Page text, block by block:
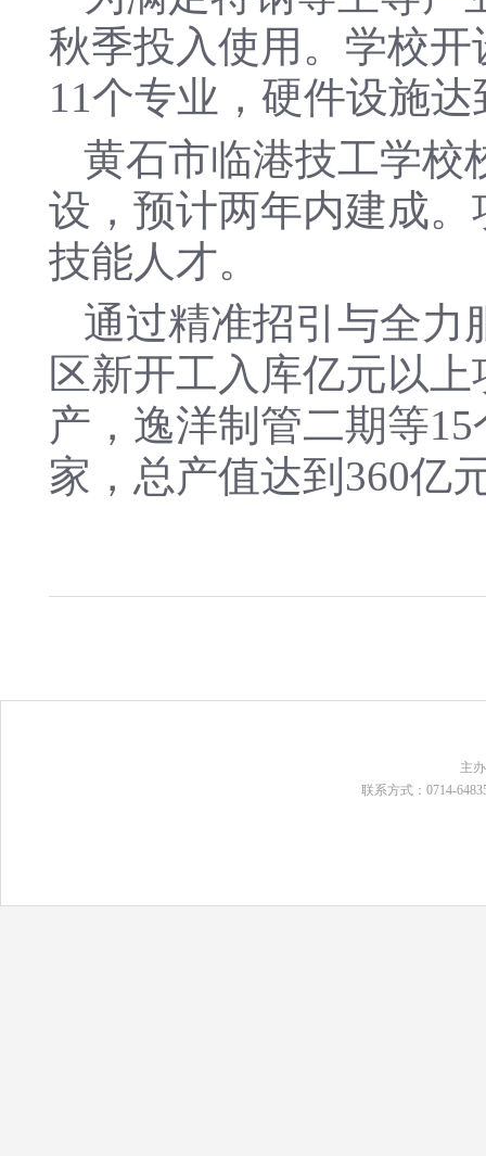
秋季投入使用。学校
11个专业，硬件设施
黄石市临港技工学校
设，预计两年内建成
技能人才。
通过精准招引与全力
区新开工入库亿元以
产，逸洋制管二期等
家，总产值达到360亿
主
联系方式：0714-